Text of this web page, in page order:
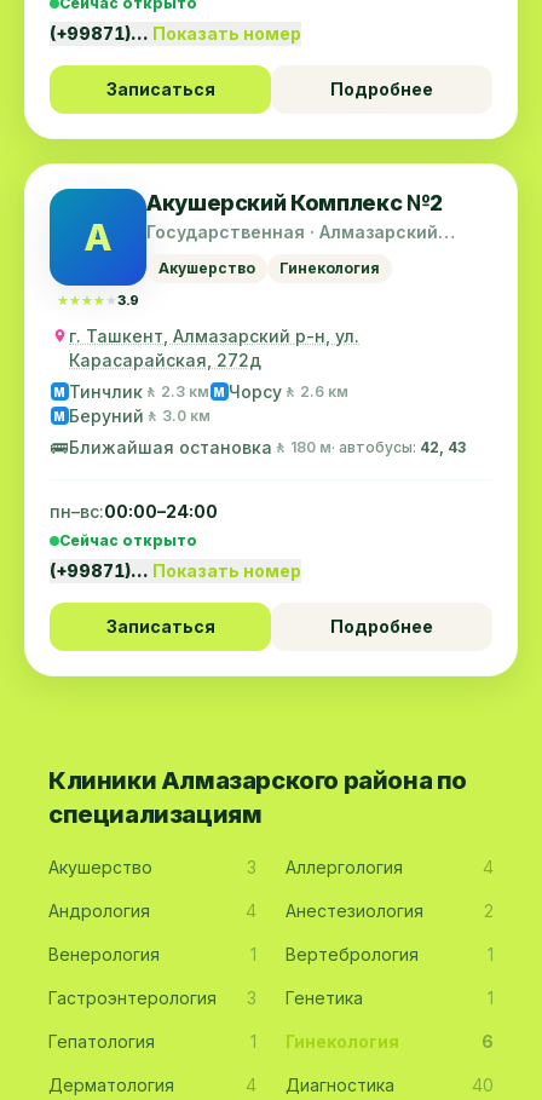
(+99871)… Показать номер
Записаться Подробнее
А
★★★★★
★★★★★3.9
Акушерский Комплекс №2
Государственная · Алмазарский
Акушерство Гинекология
г. Ташкент, Алмазарский р-н, ул.
Карасарайская, 272д
M Тинчлик 🚶 2.3 км M Чорсу 🚶 2.6 км
M Беруний 🚶 3.0 км
🚌Ближайшая остановка 🚶 180 м· автобусы: 42, 43
пн–вс:00:00–24:00
Сейчас открыто
(+99871)… Показать номер
Записаться Подробнее
Клиники Алмазарского района по
специализациям
Акушерство 3 Аллергология 4
Андрология 4 Анестезиология 2
Венерология 1 Вертебрология 1
Гастроэнтерология 3 Генетика 1
Гепатология 1 Гинекология 6
Дерматология 4 Диагностика 40